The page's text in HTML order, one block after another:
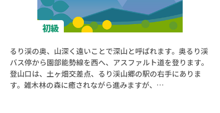
絞り込み条件
エリア
初級
るり渓の奥、山深く遠いことで深山と呼ばれます。奥るり渓
バス停から園部能勢線を西へ、アスファルト道を登ります。
登山口は、土ヶ畑交差点、るり渓山郷の駅の右手にありま
す。雑木林の森に癒されながら進みますが、…